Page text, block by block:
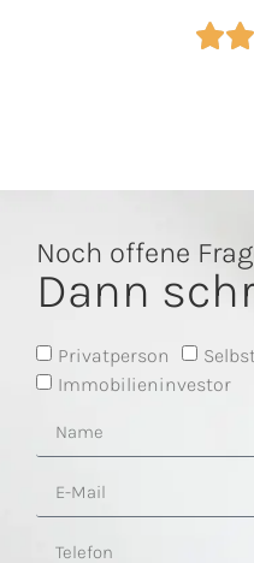
Noch offene
Dann
Privatperson
Immobilieninvestor